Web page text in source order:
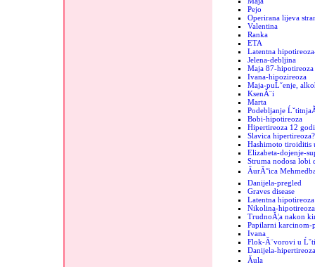
Pejo
Operirana lijeva
Valentina
Ranka
ETA
Latentna
Jelena-debljina
Maja 87-hipotireoza
Ivana-hipozireoza
Maja-puĹˇenje,
KsenĂ¨i
Marta
Podebljanje
Bobi-hipotireoza
Hipertireoza 12
Slavica hipertireoza?
Hashimoto tiroiditis
Elizabeta-dojenje-
Struma nodosa lobi
ĂurĂ°ica
Danijela-pregled
Graves disease
Latentna hipotireoza
Nikolina-hipotireoza
TrudnoĂ¦a nakon
Papilarni karcinom-
Ivana
Flok-Ă¨vorovi u
Danijela-hipertireoza
Ăula